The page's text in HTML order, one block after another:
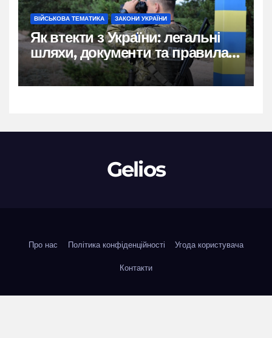
ВІЙСЬКОВА ТЕМАТИКА ЗАКОНИ УКРАЇНИ
Як втекти з України: легальні
шляхи, документи та правила
2026
Gelios
Про нас Політика конфіденційності Угода користувача
Контакти